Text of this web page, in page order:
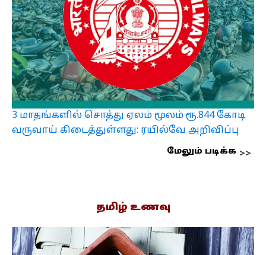
3 மாதங்களில் சொத்து ஏலம் மூலம் ரூ.844 கோடி
வருவாய் கிடைத்துள்ளது: ரயில்வே அறிவிப்பு
மேலும் படிக்க
தமிழ் உணவு